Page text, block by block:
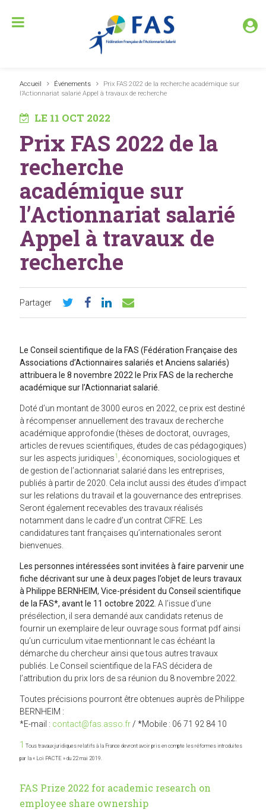
Accueil Événements
Prix FAS 2022 de la recherche académique sur
l’Actionnariat salarié Appel à travaux de recherche
LE 11 OCT 2022
Prix FAS 2022 de la
recherche
académique sur
l’Actionnariat salarié
Appel à travaux de
recherche
Partager
Le Conseil scientifique de la FAS (Fédération Française des
Associations d’Actionnaires salariés et Anciens salariés)
attribuera le 8 novembre 2022 le Prix FAS de la recherche
académique sur l’Actionnariat salarié.
Doté d’un montant de 3000 euros en 2022, ce prix est destiné
à récompenser annuellement des travaux de recherche
académique approfondie (thèses de doctorat, ouvrages,
articles de revues scientifiques, études de cas pédagogiques)
sur les aspects juridiques1
, économiques, sociologiques et
de gestion de l’actionnariat salarié dans les entreprises,
publiés à partir de 2020. Cela inclut aussi des études d’impact
sur les relations du travail et la gouvernance des entreprises.
Seront également recevables des travaux réalisés
notamment dans le cadre d’un contrat CIFRE. Les
candidatures tant françaises qu’internationales seront
bienvenues.
Les personnes intéressées sont invitées à faire parvenir une
fiche décrivant sur une à deux pages l’objet de leurs travaux
à Philippe BERNHEIM, Vice-président du Conseil scientifique
de la FAS*, avant le 11 octobre 2022 . A l’issue d’une
présélection, il sera demandé aux candidats retenus de
fournir un exemplaire de leur ouvrage sous format pdf ainsi
qu’un curriculum vitae mentionnant le cas échéant la
démarche du chercheur ainsi que tous autres travaux
publiés. Le Conseil scientifique de la FAS décidera de
l’attribution du prix lors de sa réunion du 8 novembre 2022.
Toutes précisions pourront être obtenues auprès de Philippe
BERNHEIM :
*E-mail : contact@fas.asso.fr / *Mobile : 06 71 92 84 10
1 Tous travaux juridiques relatifs à la France devront avoir pris en compte les réformes introduites
par la « Loi PACTE » du 22 mai 2019.
FAS Prize 2022 for academic research on
employee share ownership